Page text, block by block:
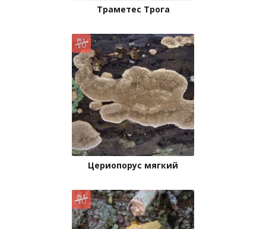
Траметес Трога
Цериопорус мягкий